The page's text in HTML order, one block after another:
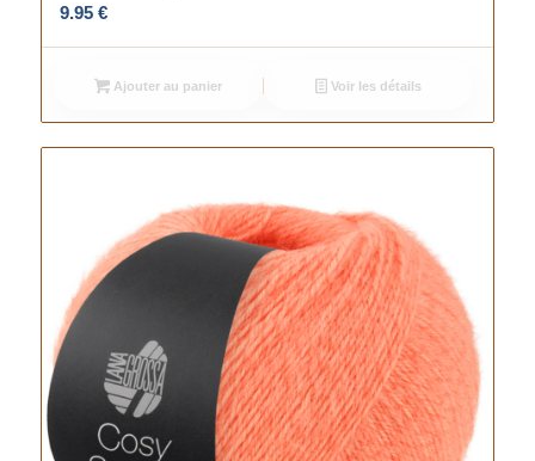
9.95 €
Ajouter au panier Voir les détails